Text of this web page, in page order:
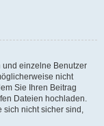
und einzelne Benutzer
nicht
Sie Ihren Beitrag
Dateien hochladen.
sich nicht sicher sind,